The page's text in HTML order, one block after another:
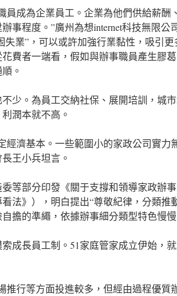
員成為企業員工。企業為他們供給薪酬
事程度。”廣州為想internet科技無限公
失業”，可以或許加強行業黏性，吸引
費者一端看，假如與辦事職員產生膠
。
少。為員工交納社保、展開培訓，城
潤本就不高。
經濟基本。一些範圍小的家政公司實力
王小兵坦言。
等部分印發《關于支撐和領導家政辦
法》），明白提出“尊敬紀律，分類推
擔的準繩，依據辦事細分類型特色慢
成長員工制。51家庭管家成立伊始，
推行等方面投進較多，但經由過程優質